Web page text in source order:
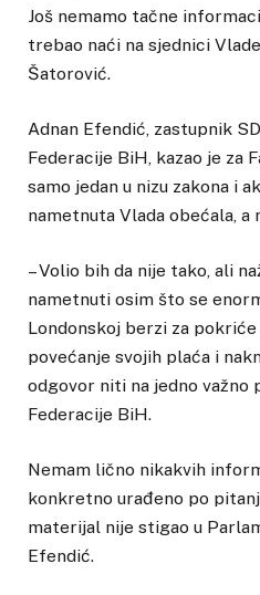
Još nemamo tačne
trebao naći na sjednici
Šatorović.
Adnan Efendić, zastupnik
Federacije BiH, kazao je za
samo jedan u nizu zakona i
nametnuta Vlada obećala, a
– Volio bih da nije tako, ali
nametnuti osim što se
Londonskoj berzi za
povećanje svojih plaća i
odgovor niti na jedno važno
Federacije BiH.
Nemam lično nikakvih
konkretno urađeno po
materijal nije stigao u
Efendić.